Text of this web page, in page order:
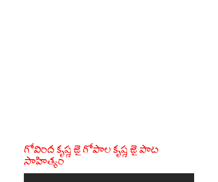
గోవింద కృష్ణ జై గోపాల కృష్ణ జై పాట
సాహిత్యం